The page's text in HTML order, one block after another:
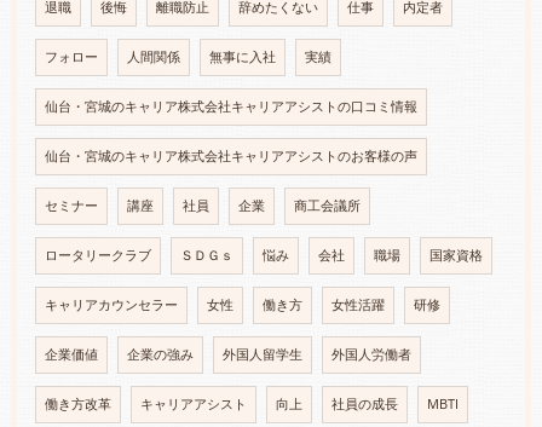
退職 後悔 離職防止 辞めたくない 仕事 内定者
フォロー 人間関係 無事に入社 実績
仙台・宮城のキャリア株式会社キャリアアシストの口コミ情報
仙台・宮城のキャリア株式会社キャリアアシストのお客様の声
セミナー 講座 社員 企業 商工会議所
ロータリークラブ ＳＤＧｓ 悩み 会社 職場 国家資格
キャリアカウンセラー 女性 働き方 女性活躍 研修
企業価値 企業の強み 外国人留学生 外国人労働者
働き方改革 キャリアアシスト 向上 社員の成長 MBTI